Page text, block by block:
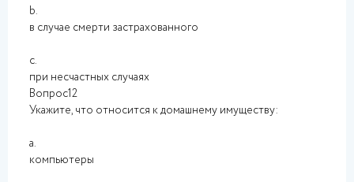
b.
в случае смерти застрахованного
c.
при несчастных случаях
Вопрос12
Укажите, что относится к домашнему имуществу:
a.
компьютеры